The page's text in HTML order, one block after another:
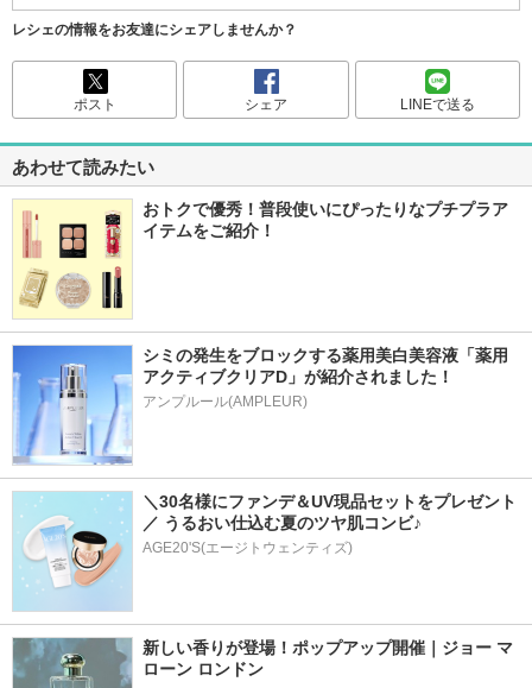
レシェの情報をお友達にシェアしませんか？
ポスト シェア LINEで送る
あわせて読みたい
おトクで優秀！普段使いにぴったりなプチプラア
イテムをご紹介！
シミの発生をブロックする薬用美白美容液「薬用
アクティブクリアD」が紹介されました！
アンプルール(AMPLEUR)
＼30名様にファンデ＆UV現品セットをプレゼント
／ うるおい仕込む夏のツヤ肌コンビ♪
AGE20'S(エージトウェンティズ)
新しい香りが登場！ポップアップ開催｜ジョー マ
ローン ロンドン